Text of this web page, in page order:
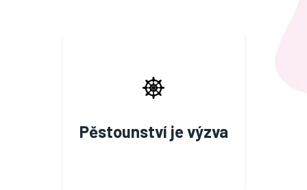
Pěstounství je výzva